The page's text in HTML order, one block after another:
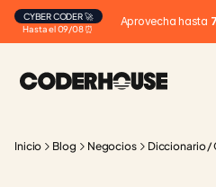
Hasta el 09/08 ⏰
CYBER CODER 🚀 Aprovecha hasta
Inicio Blog Negocios Diccionario /